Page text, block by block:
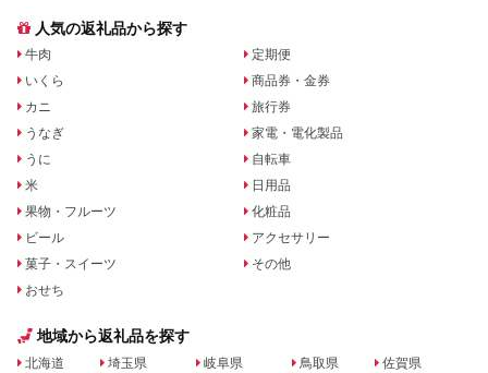
人気の返礼品から探す
牛肉
いくら
カニ
うなぎ
うに
米
果物・フルーツ
ビール
菓子・スイーツ
おせち
定期便
商品券・金券
旅行券
家電・電化製品
自転車
日用品
化粧品
アクセサリー
その他
地域から返礼品を探す
北海道 埼玉県 岐阜県 鳥取県 佐賀県